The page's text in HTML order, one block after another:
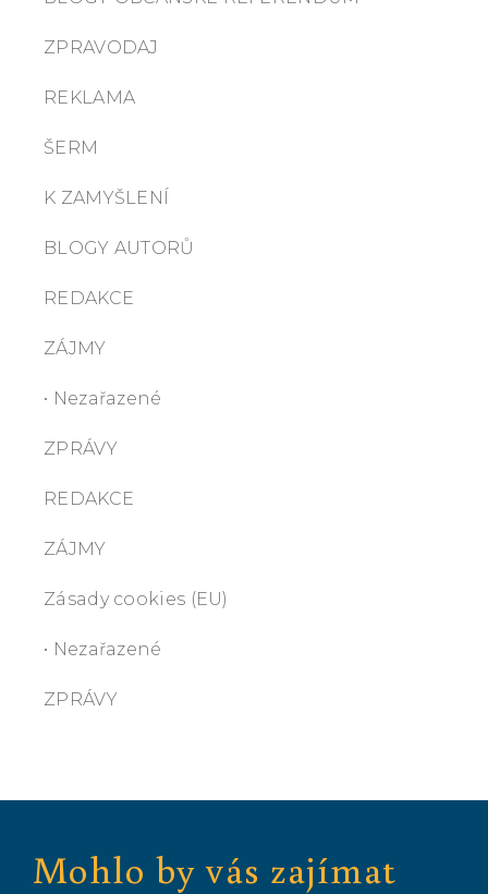
ZPRAVODAJ
REKLAMA
ŠERM
K ZAMYŠLENÍ
BLOGY AUTORŮ
REDAKCE
ZÁJMY
• Nezařazené
ZPRÁVY
REDAKCE
ZÁJMY
Zásady cookies (EU)
• Nezařazené
ZPRÁVY
Mohlo by vás zajímat